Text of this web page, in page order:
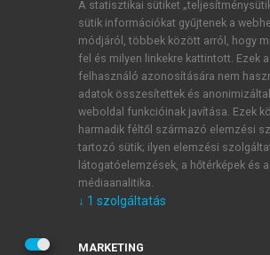
ÚJ FIÓK LÉTREHOZÁSA
1 óra díjmentes hozzáférés
E-MAIL-CÍM
JELSZÓ
A statisztikai sütiket
sütik információkat gyűjtenek a
módjáról, többek között arról, hogy
fel és milyen linkekre kattintott. Ezek
felhasználó azonosítására nem
adatok összesítettek és
weboldal funkcióinak javítása. Ezek
harmadik féltől származó elemzési
tartozó sütik; ilyen elemzési
látogatóelemzések, a hőtérképek és
médiaanalitika.
↓ 1 szolgáltatás
MARKETING